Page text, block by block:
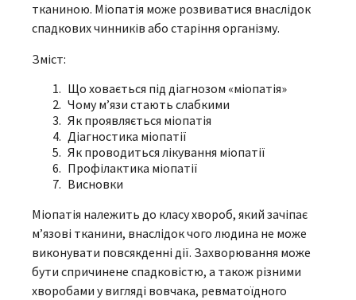
тканиною. Міопатія може розвиватися внаслідок
спадкових чинників або старіння організму.
Зміст:
Що ховається під діагнозом «міопатія»
Чому м’язи стають слабкими
Як проявляється міопатія
Діагностика міопатії
Як проводиться лікування міопатії
Профілактика міопатії
Висновки
Міопатія належить до класу хвороб, який зачіпає
м’язові тканини, внаслідок чого людина не може
виконувати повсякденні дії. Захворювання може
бути спричинене спадковістю, а також різними
хворобами у вигляді вовчака, ревматоїдного